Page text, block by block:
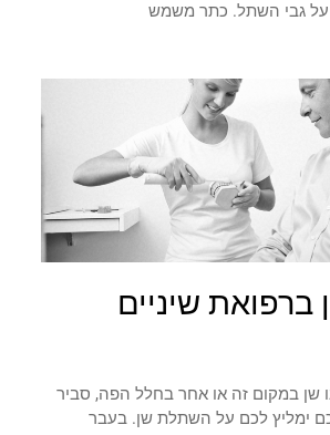
על גבי השתל. כתר משמש
שיניים
שן במקום זה או אחר בחלל הפה, סביר
ימליץ לכם על השתלת שן. בעבר